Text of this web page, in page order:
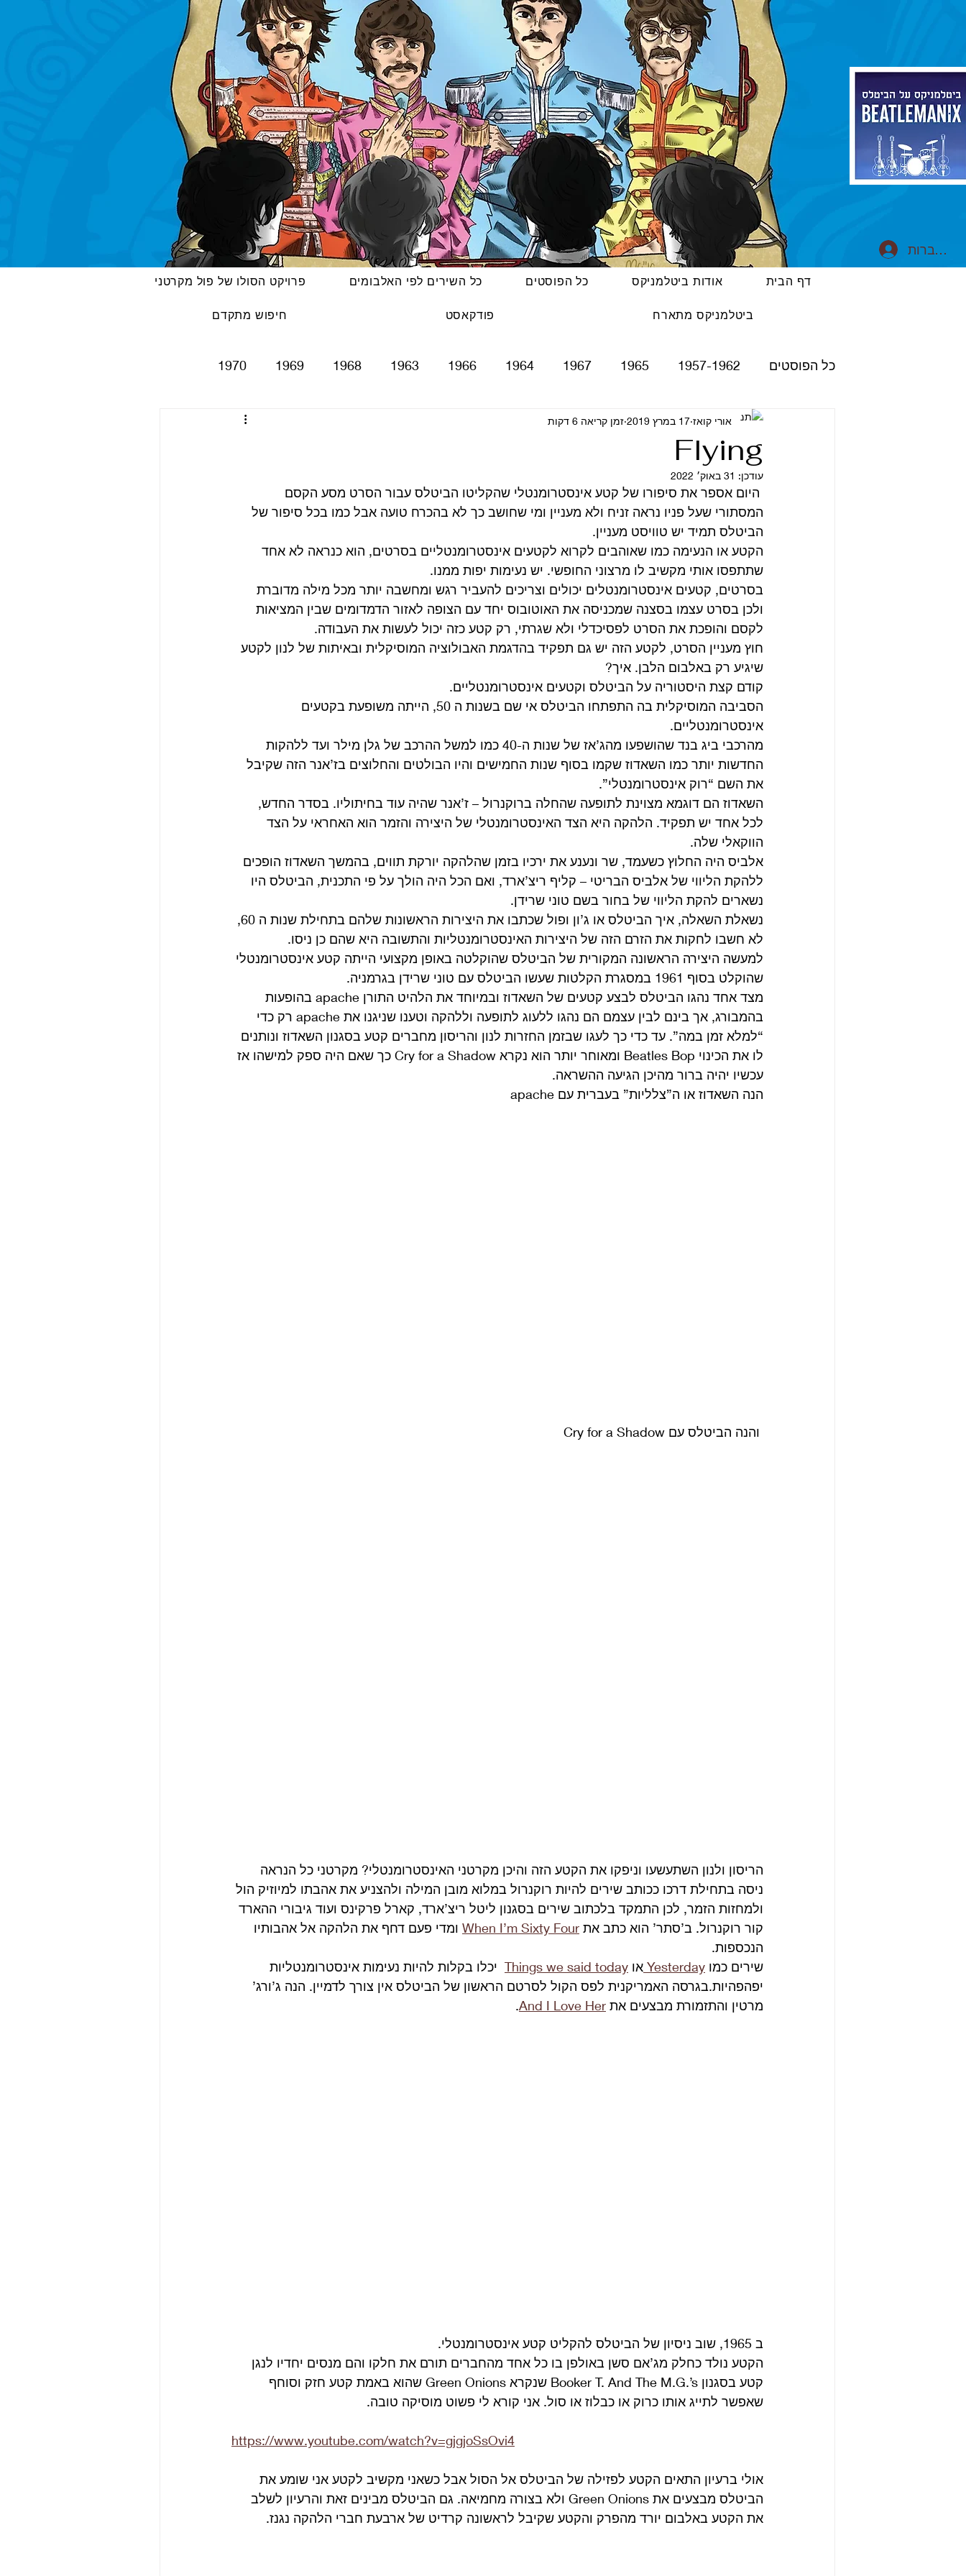
דף הבית אודות ביטלמניקס כל הפוסטים כל השירים לפי האלבומים פרויקט הסולו של פול מקרטני
ביטלמניקס מתארח פודקאסט חיפוש מתקדם
כל הפוסטים 1957-1962
1965
1967
1964
1966
1963
1968
1969
1970
Please Please Me
With The Beatles
Rubber Soul
Revolver
The Beatles - White Album
Yellow Submarine
קאברים סרטים טלוויזיה רדיו קטעים מתוך ספרים ומאמרים
Flying
אורי קואז 17 במרץ 2019 זמן קריאה 6 דקות
עודכן: 31 באוק׳ 2022
היום אספר את סיפורו של קטע אינסטרומנטלי שהקליטו הביטלס עבור הסרט מסע הקסם
המסתורי שעל פניו נראה זניח ולא מעניין ומי שחושב כך לא בהכרח טועה אבל כמו בכל סיפור של
הביטלס תמיד יש טוויסט מעניין.
הקטע או הנעימה כמו שאוהבים לקרוא לקטעים אינסטרומנטליים בסרטים, הוא כנראה לא אחד
שתתפסו אותי מקשיב לו מרצוני החופשי. יש נעימות יפות ממנו.
בסרטים, קטעים אינסטרומנטלים יכולים וצריכים להעביר רגש ומחשבה יותר מכל מילה מדוברת
ולכן בסרט עצמו בסצנה שמכניסה את האוטובוס יחד עם הצופה לאזור הדמדומים שבין המציאות
לקסם והופכת את הסרט לפסיכדלי ולא שגרתי, רק קטע כזה יכול לעשות את העבודה.
חוץ מעניין הסרט, לקטע הזה יש גם תפקיד בהדגמת האבולוציה המוסיקלית ובאיתות של לנון לקטע
שיגיע רק באלבום הלבן. איך?
קודם קצת היסטוריה על הביטלס וקטעים אינסטרומנטליים.
הסביבה המוסיקלית בה התפתחו הביטלס אי שם בשנות ה 50, הייתה משופעת בקטעים
אינסטרומנטליים.
מהרכבי ביג בנד שהושפעו מהג’אז של שנות ה-40 כמו למשל ההרכב של גלן מילר ועד ללהקות
החדשות יותר כמו השאדוז שקמו בסוף שנות החמישים והיו הבולטים והחלוצים בז’אנר הזה שקיבל
את השם “רוק אינסטרומנטלי”.
השאדוז הם דוגמא מצוינת לתופעה שהחלה ברוקנרול – ז’אנר שהיה עוד בחיתוליו. בסדר החדש,
לכל אחד יש תפקיד. הלהקה היא הצד האינסטרומנטלי של היצירה והזמר הוא האחראי על הצד
הווקאלי שלה.
אלביס היה החלוץ כשעמד, שר ונענע את ירכיו בזמן שהלהקה יורקת תווים, בהמשך השאדוז הופכים
ללהקת הליווי של אלביס הבריטי – קליף ריצ’ארד, ואם הכל היה הולך על פי התכנית, הביטלס היו
נשארים להקת הליווי של בחור בשם טוני שרידן.
נשאלת השאלה, איך הביטלס או ג’ון ופול שכתבו את היצירות הראשונות שלהם בתחילת שנות ה 60,
לא חשבו לחקות את הזרם הזה של היצירות האינסטרומנטליות והתשובה היא שהם כן ניסו.
למעשה היצירה הראשונה המקורית של הביטלס שהוקלטה באופן מקצועי הייתה קטע אינסטרומנטלי
שהוקלט בסוף 1961 במסגרת הקלטות שעשו הביטלס עם טוני שרידן בגרמניה.
מצד אחד נהגו הביטלס לבצע קטעים של השאדוז ובמיוחד את הלהיט התורן apache בהופעות
בהמבורג, אך בינם לבין עצמם הם נהגו ללעוג לתופעה וללהקה וטענו שניגנו את apache רק כדי
“למלא זמן במה”. עד כדי כך לעגו שבזמן החזרות לנון והריסון מחברים קטע בסגנון השאדוז ונותנים
לו את הכינוי Beatles Bop ומאוחר יותר הוא נקרא Cry for a Shadow כך שאם היה ספק למישהו אז
עכשיו יהיה ברור מהיכן הגיעה ההשראה.
הנה השאדוז או ה”צלליות” בעברית עם apache
הריסון ולנון השתעשעו וניפקו את הקטע הזה והיכן מקרטני האינסטרומנטלי? מקרטני כל הנראה
ניסה בתחילת דרכו ככותב שירים להיות רוקנרול במלוא מובן המילה ולהצניע את אהבתו למיוזיק הול
ולמחזות הזמר, לכן התמקד בלכתוב שירים בסגנון ליטל ריצ’ארד, קארל פרקינס ועוד גיבורי ההארד
קור רוקנרול. ב’סתר’ הוא כתב את When I’m Sixty Four ומדי פעם דחף את הלהקה אל אהבותיו
הנכספות.
שירים כמו Yesterday או Things we said today
  יכלו בקלות להיות נעימות אינסטרומנטליות
יפהפהיות.בגרסה האמריקנית לפס הקול לסרטם הראשון של הביטלס אין צורך לדמיין. הנה ג’ורג’
מרטין והתזמורת מבצעים את And I Love Her
.
ב 1965, שוב ניסיון של הביטלס להקליט קטע אינסטרומנטלי.
הקטע נולד כחלק מג’אם סשן באולפן בו כל אחד מהחברים תורם את חלקו והם מנסים יחדיו לנגן
קטע בסגנון Booker T. And The M.G.’s שנקרא Green Onions שהוא באמת קטע חזק וסוחף
שאפשר לתייג אותו כרוק או כבלוז או סול. אני קורא לי פשוט מוסיקה טובה.
https://www.youtube.com/watch?v=gjgjoSsOvi4
אולי ברעיון התאים הקטע לפזילה של הביטלס אל הסול אבל כשאני מקשיב לקטע אני שומע את
הביטלס מבצעים את Green Onions ולא בצורה מחמיאה. גם הביטלס מבינים זאת והרעיון לשלב
את הקטע באלבום יורד מהפרק והקטע שקיבל לראשונה קרדיט של ארבעת חברי הלהקה נגנז.